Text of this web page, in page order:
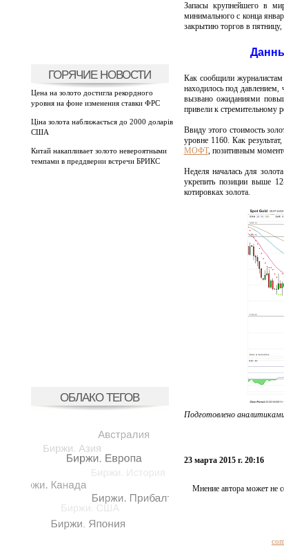
ГОРЯЧИЕ НОВОСТИ
Цена на золото достигла рекордного
уровня на фоне изменения ставки ФРС
Ціна золота наближається до 2000 доларів
США
Китай накапливает золото невероятными
темпами в преддверии встречи БРИКС
ОБЛАКО ТЕГОВ
Запасы крупнейшего в
минимального с конца
закрытию торгов в
Как сообщили
находилось под
вызвано ожиданиями
привели к стремительному
Ввиду этого стоимость
уровне 1160. Как
МОФТ, позитивным
Неделя началась для
укрепить позиции выше
котировках золота.
Подготовлено
23 марта 2015 г. 20:16
Мнение автора может не